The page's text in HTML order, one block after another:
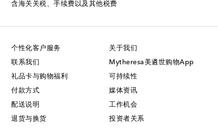
含海关关税、手续费以及其他税费
个性化客户服务
联系我们
礼品卡与购物福利
付款方式
配送说明
退货与换货
关于我们
Mytheresa美遴世购物App
可持续性
媒体资讯
工作机会
投资者关系